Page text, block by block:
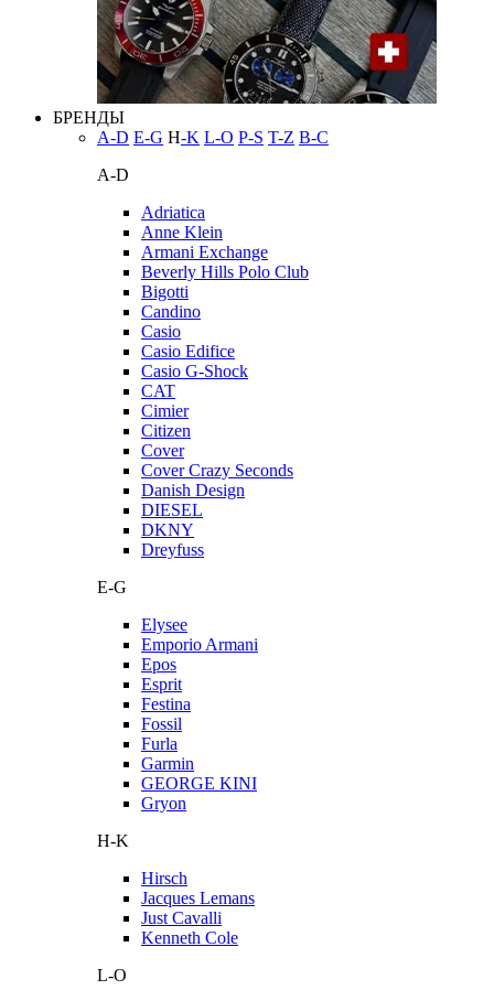
БРЕНДЫ
A-D E-G H-K L-O P-S T-Z В-С
A-D
Adriatica
Anne Klein
Armani Exchange
Beverly Hills Polo Club
Bigotti
Candino
Casio
Casio Edifice
Casio G-Shock
CAT
Cimier
Citizen
Cover
Cover Crazy Seconds
Danish Design
DIESEL
DKNY
Dreyfuss
E-G
Elysee
Emporio Armani
Epos
Esprit
Festina
Fossil
Furla
Garmin
GEORGE KINI
Gryon
H-K
Hirsch
Jacques Lemans
Just Cavalli
Kenneth Cole
L-O